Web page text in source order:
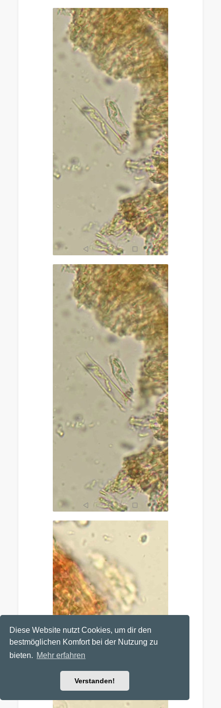
Diese Website nutzt Cookies, um dir den
bestmöglichen Komfort bei der Nutzung zu
bieten. Mehr erfahren
Verstanden!